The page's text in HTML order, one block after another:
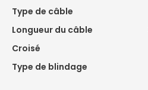
Type de câble
Longueur du câble
Croisé
Type de blindage